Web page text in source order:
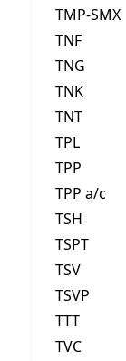
TMP-SMX
TNF
TNG
TNK
TNT
TPL
TPP
TPP a/c
TSH
TSPT
TSV
TSVP
TTT
TVC